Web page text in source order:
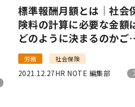
標準報酬月額とは｜社会
険料の計算に必要な金額
どのように決まるのかご
介労務 社会保険
2021.12.27HR NOTE 編集部